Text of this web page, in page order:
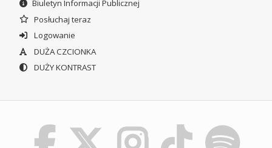
Biuletyn Informacji Publicznej
Posłuchaj teraz
Logowanie
DUŻA CZCIONKA
DUŻY KONTRAST